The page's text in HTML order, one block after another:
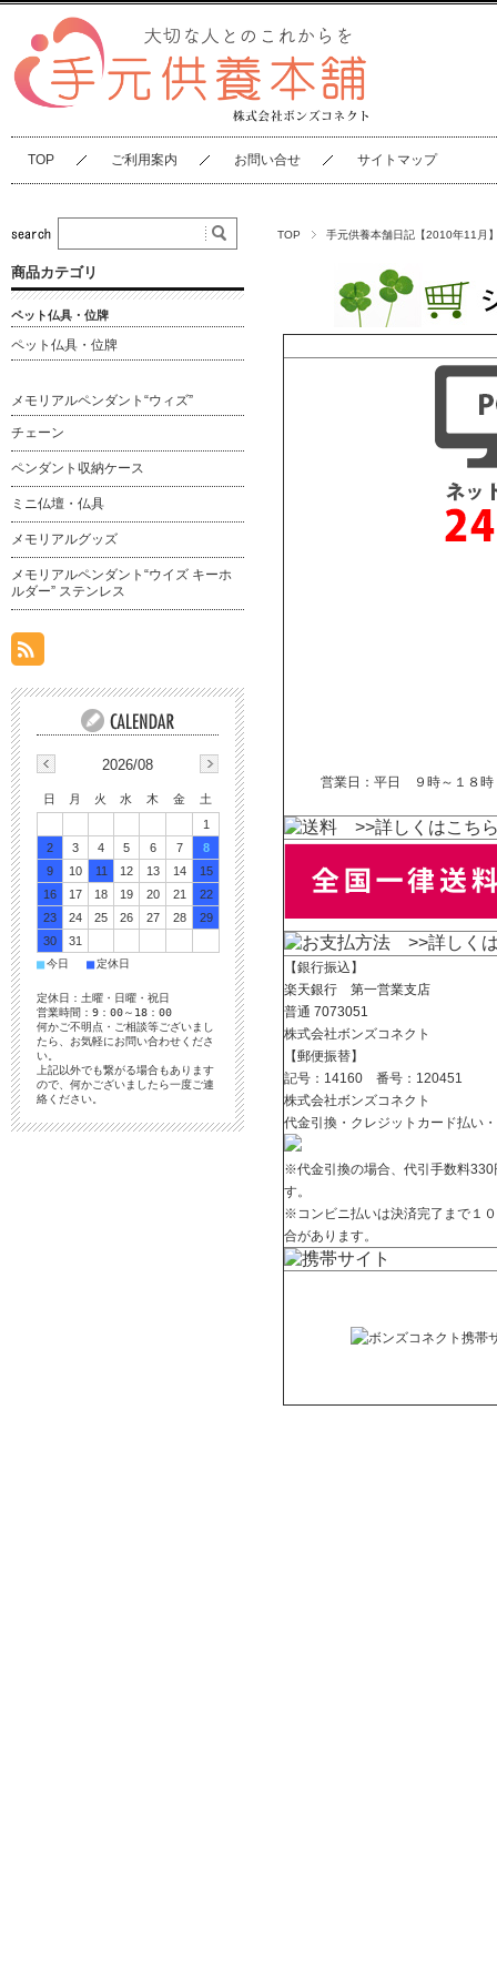
TOP ご利用案内 お問い合せ サイトマップ
TOP 手元供養本舗日記【2010年11月
営業日：平日 ９時～１８時
>>詳しくはこち
>>詳しく
【銀行振込】
楽天銀行 第一営業支店
普通 7073051
株式会社ボンズコネクト
【郵便振替】
記号：14160 番号：120451
株式会社ボンズコネクト
代金引換・クレジットカード払い
※代金引換の場合、代引手数料330
す。
※コンビニ払いは決済完了まで１
合があります。
商品カテゴリ
ペット仏具・位牌
ペット仏具・位牌
メモリアルペンダント“ウィズ”
チェーン
ペンダント収納ケース
ミニ仏壇・仏具
メモリアルグッズ
メモリアルペンダント“ウイズ キーホ
ルダー” ステンレス
2026/08
日 月 火 水 木 金
土
1
2
3 4 5 6 7
8
9
10 11 12 13 14
15
16
17 18 19 20 21
22
23
24 25 26 27 28
29
30
31
■今日 ■定休日
定休日：土曜・日曜・祝日
営業時間：9：00～18：00
何かご不明点・ご相談等ございまし
たら、お気軽にお問い合わせくださ
い。
上記以外でも繋がる場合もあります
ので、何かございましたら一度ご連
絡ください。